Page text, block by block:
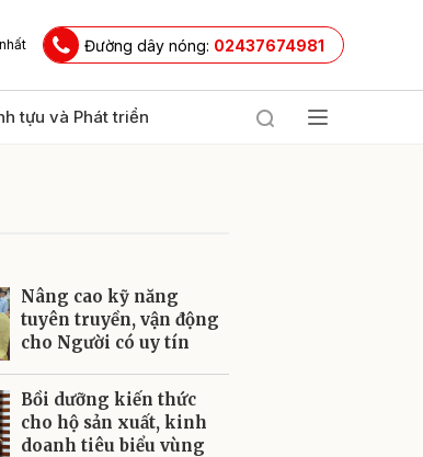
Đường dây nóng: 02437674981
tựu và Phát triển
Nâng cao kỹ năng
tuyên truyền, vận động
cho Người có uy tín
Bồi dưỡng kiến thức
cho hộ sản xuất, kinh
doanh tiêu biểu vùng